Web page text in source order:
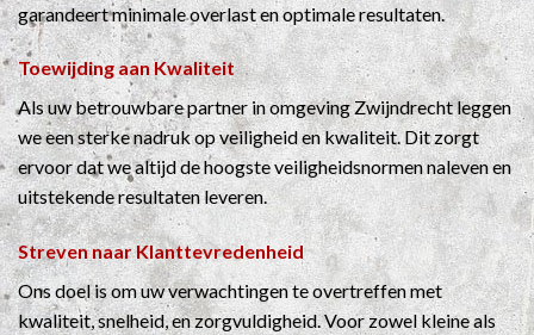
garandeert minimale overlast en optimale resultaten.
Toewijding aan Kwaliteit
Als uw betrouwbare partner in omgeving Zwijndrecht leggen
we een sterke nadruk op veiligheid en kwaliteit. Dit zorgt
ervoor dat we altijd de hoogste veiligheidsnormen naleven en
uitstekende resultaten leveren.
Streven naar Klanttevredenheid
Ons doel is om uw verwachtingen te overtreffen met
kwaliteit, snelheid, en zorgvuldigheid. Voor zowel kleine als